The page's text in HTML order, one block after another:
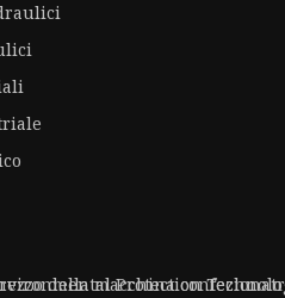
Protection
della macchina